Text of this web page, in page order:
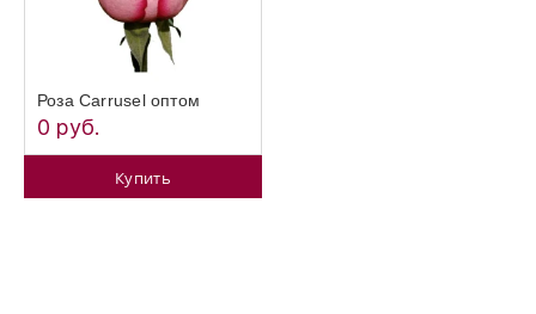
Роза Carrusel оптом
0 руб.
Купить